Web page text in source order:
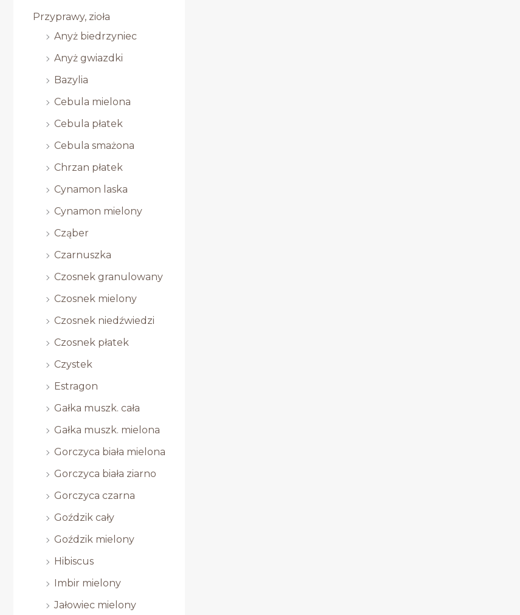
Przyprawy, zioła
Anyż biedrzyniec
Anyż gwiazdki
Bazylia
Cebula mielona
Cebula płatek
Cebula smażona
Chrzan płatek
Cynamon laska
Cynamon mielony
Cząber
Czarnuszka
Czosnek granulowany
Czosnek mielony
Czosnek niedźwiedzi
Czosnek płatek
Czystek
Estragon
Gałka muszk. cała
Gałka muszk. mielona
Gorczyca biała mielona
Gorczyca biała ziarno
Gorczyca czarna
Goździk cały
Goździk mielony
Hibiscus
Imbir mielony
Jałowiec mielony